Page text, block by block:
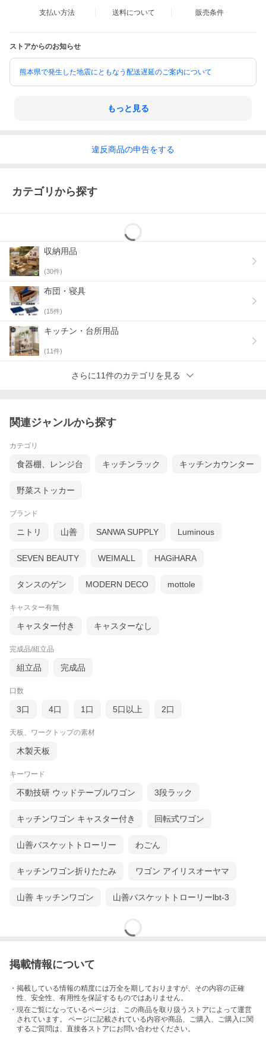
支払い方法 送料について 販売条件
ストアからのお知らせ
熊本県で発生した地震にともなう配送遅延のご案内について
もっと見る
違反商品の申告をする
カテゴリから探す
収納用品
(30件)
布団・寝具
(15件)
キッチン・台所用品
(11件)
さらに11件のカテゴリを見る
関連ジャンルから探す
カテゴリ
食器棚、レンジ台 キッチンラック キッチンカウンター
野菜ストッカー
ブランド
ニトリ 山善 SANWA SUPPLY Luminous
SEVEN BEAUTY WEIMALL HAGiHARA
タンスのゲン MODERN DECO mottole
キャスター有無
キャスター付き キャスターなし
完成品/組立品
組立品 完成品
口数
3口 4口 1口 5口以上 2口
天板、ワークトップの素材
木製天板
キーワード
不動技研 ウッドテーブルワゴン 3段ラック
キッチンワゴン キャスター付き 回転式ワゴン
山善バスケットトローリー わごん
キッチンワゴン折りたたみ ワゴン アイリスオーヤマ
山善 キッチンワゴン 山善バスケットトローリーlbt-3
掲載情報について
・掲載している情報の精度には万全を期しておりますが、その内容の正確
性、安全性、有用性を保証するものではありません。
・現在ご覧になっているページは、この商品を取り扱うストアによって運営
されています。 ページに記載されている内容や商品、ご購入 、ご購入に関
するご質問は、直接各ストアにお問い合わせください。